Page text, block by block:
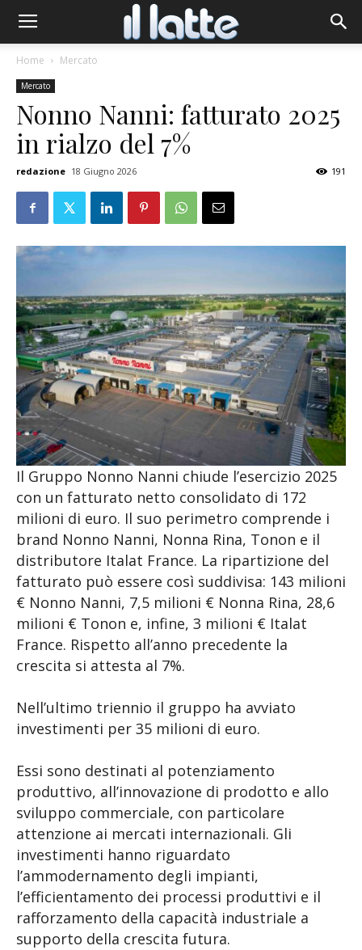
Home Mercato
Mercato
Nonno Nanni: fatturato 2025
in rialzo del 7%
redazione 18 Giugno 2026 191
Il Gruppo Nonno Nanni chiude l’esercizio 2025
con un fatturato netto consolidato di 172
milioni di euro. Il suo perimetro comprende i
brand Nonno Nanni, Nonna Rina, Tonon e il
distributore Italat France. La ripartizione del
fatturato può essere così suddivisa: 143 milioni
€ Nonno Nanni, 7,5 milioni € Nonna Rina, 28,6
milioni € Tonon e, infine, 3 milioni € Italat
France. Rispetto all’anno precedente la
crescita si attesta al 7%.
Nell’ultimo triennio il gruppo ha avviato
investimenti per 35 milioni di euro.
Essi sono destinati al potenziamento
produttivo, all’innovazione di prodotto e allo
sviluppo commerciale, con particolare
attenzione ai mercati internazionali. Gli
investimenti hanno riguardato
l’ammodernamento degli impianti,
l’efficientamento dei processi produttivi e il
rafforzamento della capacità industriale a
supporto della crescita futura.